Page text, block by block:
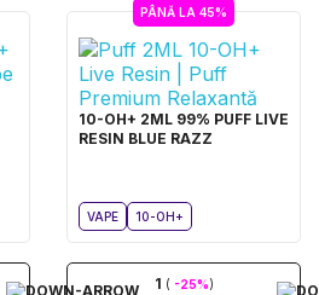
PÂNĂ LA 45%
10-OH+ 2ML 99% PUFF LIVE
RESIN BLUE RAZZ
VAPE 10-OH+
1 ( -25%)